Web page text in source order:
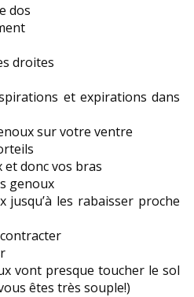
dos
droites
et expirations dans
sur votre ventre
et donc vos bras
genoux
jusqu’à les rabaisser proche
vont presque toucher le sol
êtes très souple!)